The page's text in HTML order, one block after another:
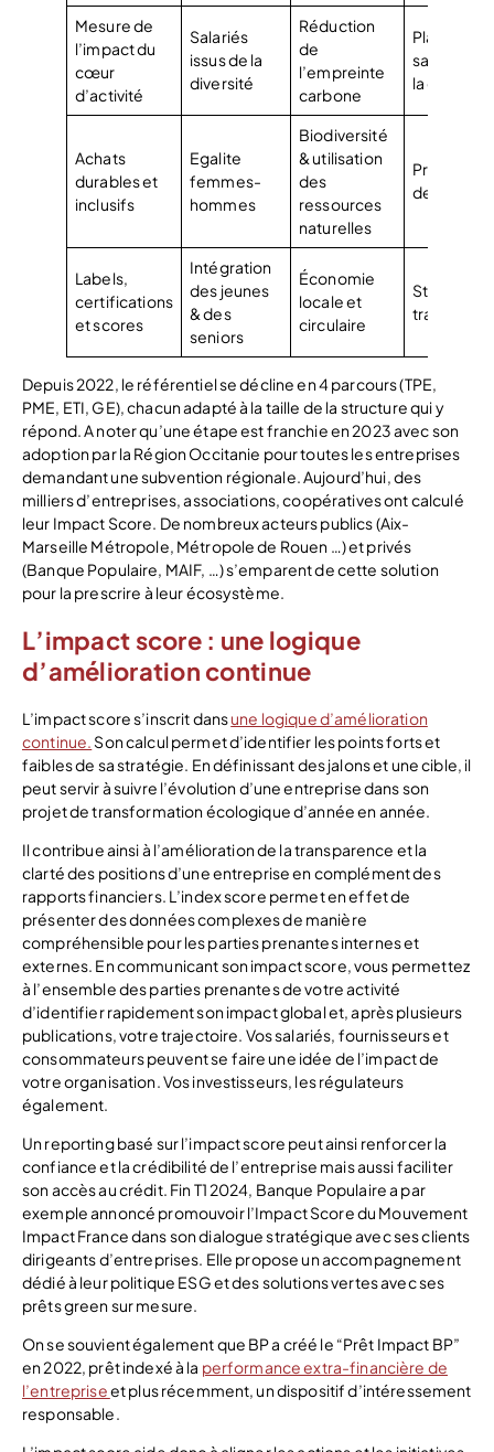
Mesure de
l’impact du
cœur
d’activité
Salariés
issus de la
diversité
Réduction
de
l’empreinte
carbone
Place des
salariés
la décision
Achats
durables et
inclusifs
Egalite
femmes-
hommes
Biodiversité
& utilisation
des
ressources
naturelles
des
Labels,
certifications
et scores
Intégration
des jeunes
& des
seniors
Économie
locale et
circulaire
Stabilité au
travail
Depuis 2022, le référentiel se décline en 4 parcours (TPE,
PME, ETI, GE), chacun adapté à la taille de la structure qui y
répond. A noter qu’une étape est franchie en 2023 avec son
adoption par la Région Occitanie pour toutes les entreprises
demandant une subvention régionale. Aujourd’hui, des
milliers d’entreprises, associations, coopératives ont calculé
leur Impact Score. De nombreux acteurs publics (Aix-
Marseille Métropole, Métropole de Rouen …) et privés
(Banque Populaire, MAIF, …) s’emparent de cette solution
pour la prescrire à leur écosystème.
L’impact score : une logique
d’amélioration continue
L’impact score s’inscrit dansune logique d’amélioration
continue. Son calcul permet d’identifier les points forts et
faibles de sa stratégie. En définissant des jalons et une cible, il
peut servir à suivre l’évolution d’une entreprise dans son
projet de transformation écologique d’année en année.
Il contribue ainsi à l’amélioration de la transparence et la
clarté des positions d’une entreprise en complément des
rapports financiers. L’index score permet en effet de
présenter des données complexes de manière
compréhensible pour les parties prenantes internes et
externes. En communicant son impact score, vous permettez
à l’ensemble des parties prenantes de votre activité
d’identifier rapidement son impact global et, après plusieurs
publications, votre trajectoire. Vos salariés, fournisseurs et
consommateurs peuvent se faire une idée de l’impact de
votre organisation. Vos investisseurs, les régulateurs
également.
Un reporting basé sur l’impact score peut ainsi renforcer la
confiance et la crédibilité de l’entreprise mais aussi faciliter
son accès au crédit. Fin T1 2024, Banque Populaire a par
exemple annoncé promouvoir l’Impact Score du Mouvement
Impact France dans son dialogue stratégique avec ses clients
dirigeants d’entreprises. Elle propose un accompagnement
dédié à leur politique ESG et des solutions vertes avec ses
prêts green sur mesure.
On se souvient également que BP a créé le “Prêt Impact BP”
en 2022, prêt indexé à la performance extra-financière de
l’entrepriseet plus récemment, un dispositif d’intéressement
responsable.